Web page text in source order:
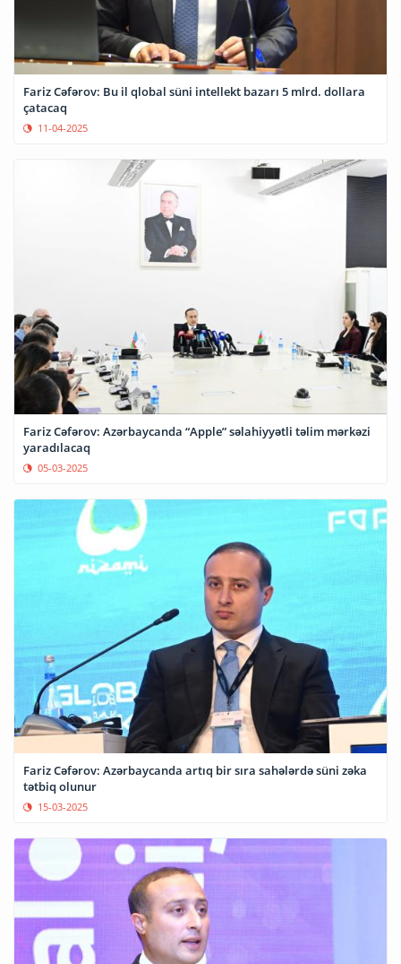
Fariz Cəfərov: Bu il qlobal süni intellekt bazarı 5 mlrd. dollara
çatacaq
11-04-2025
Fariz Cəfərov: Azərbaycanda “Apple” səlahiyyətli təlim mərkəzi
yaradılacaq
05-03-2025
Fariz Cəfərov: Azərbaycanda artıq bir sıra sahələrdə süni zəka
tətbiq olunur
15-03-2025